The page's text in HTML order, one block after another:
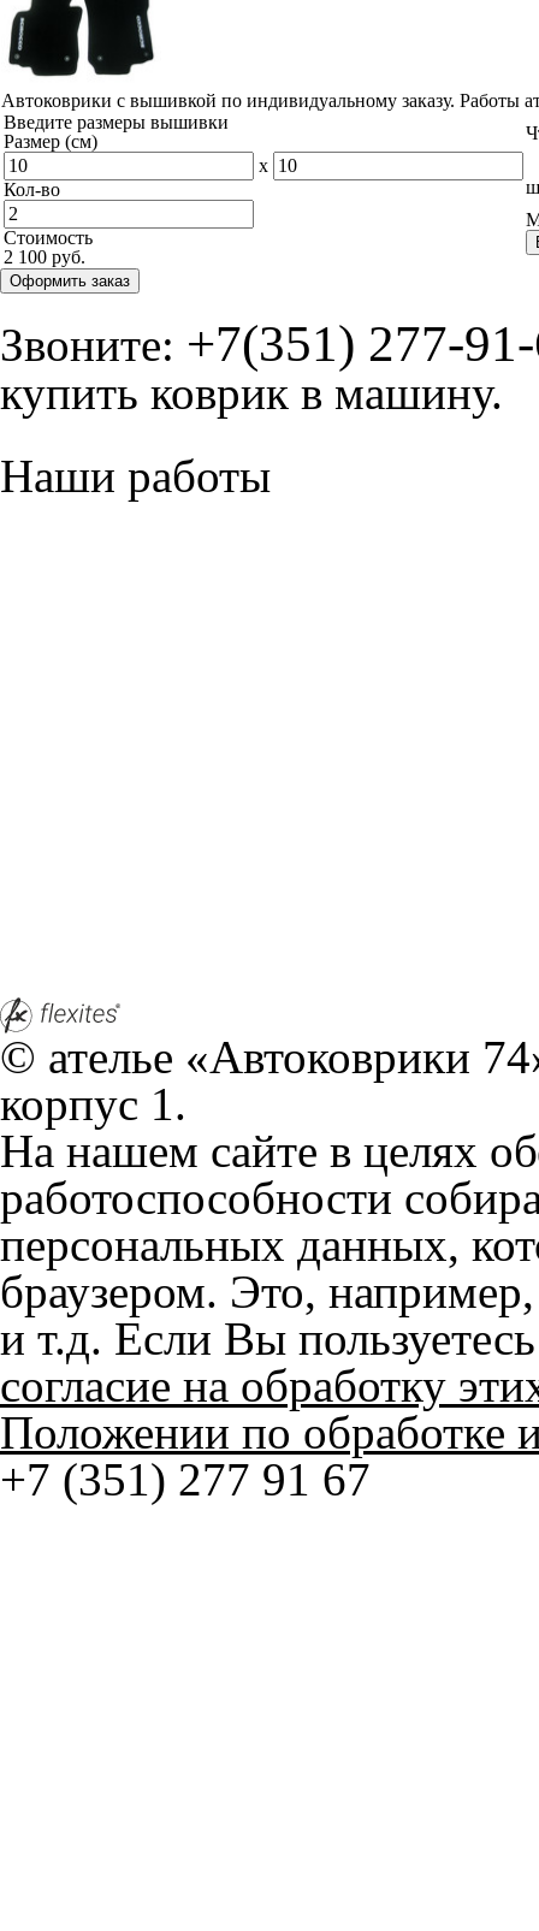
Автоковрики с вышивкой по индивидуальному заказу. Работы
Введите размеры вышивки
Размер (см)
x
Кол-во
Стоимость
2 100 руб.
Оформить заказ
Звоните: +7(351) 277-
купить коврик в машину.
Наши работы
© ателье «Автоковрики
корпус 1.
На нашем сайте в целях
работоспособности